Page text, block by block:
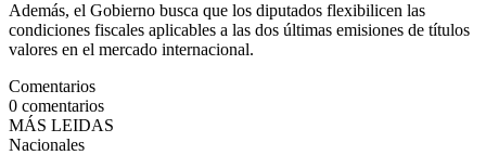
Además, el Gobierno busca que los diputados flexibilicen las
condiciones fiscales aplicables a las dos últimas emisiones de títulos
valores en el mercado internacional.
Comentarios
0 comentarios
MÁS LEIDAS
Nacionales